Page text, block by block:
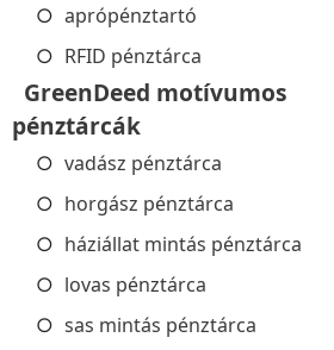
aprópénztartó
RFID pénztárca
GreenDeed motívumos
pénztárcák
vadász pénztárca
horgász pénztárca
háziállat mintás pénztárca
lovas pénztárca
sas mintás pénztárca